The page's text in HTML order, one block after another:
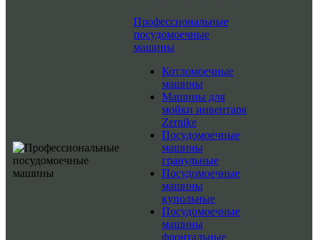
Профессиональные
посудомоечные
машины
Котломоечные
машины
Машины для
мойки инвентаря
Zernike
Посудомоечные
машины
гранульные
Посудомоечные
машины
купольные
Посудомоечные
машины
фронтальные